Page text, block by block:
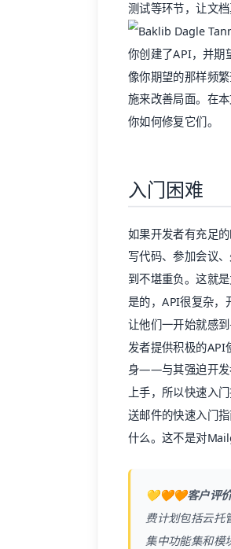
测试等环节，让文
你创建了API，并
像你期望的那样频
施来改善局面。在
你如何修复它们。
入门困难
如果开发者有充足
写代码、参加会议
到不堪重负。这就
是的，API很复杂，
让他们一开始就感
发者提供积极的API
身——与其强迫开发
上手，所以快速入
送邮件的快速入门
什么。这不是对
💛🧡🧡客户评价
费计划包括云托
集中功能集和模